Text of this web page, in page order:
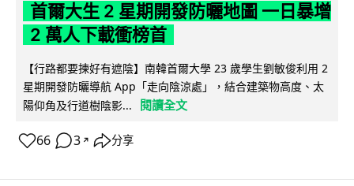
首爾大生 2 星期開發防曬地圖 一日暴增
2 萬人下載衝榜首
【行路都要揀好有遮陰】南韓首爾大學 23 歲學生劉敏俊利用 2
星期開發防曬導航 App「走向陰涼處」，結合建築物高度、太
陽仰角及行道樹陰影...
閱讀全文
66 3 ↗ 分享